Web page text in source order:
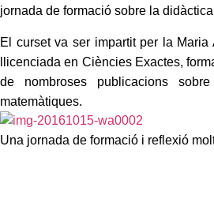
jornada de formació sobre la
El curset va ser impartit per la
llicenciada en Ciències Exactes,
de nombroses publicacions
matemàtiques.
Una jornada de formació i reflexió